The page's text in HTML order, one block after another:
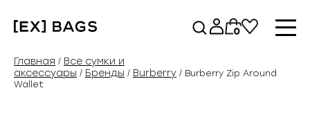
содержимому
0
Главная / Все сумки и
аксессуары / Бренды / Burberry / Burberry Zip Around
Wallet